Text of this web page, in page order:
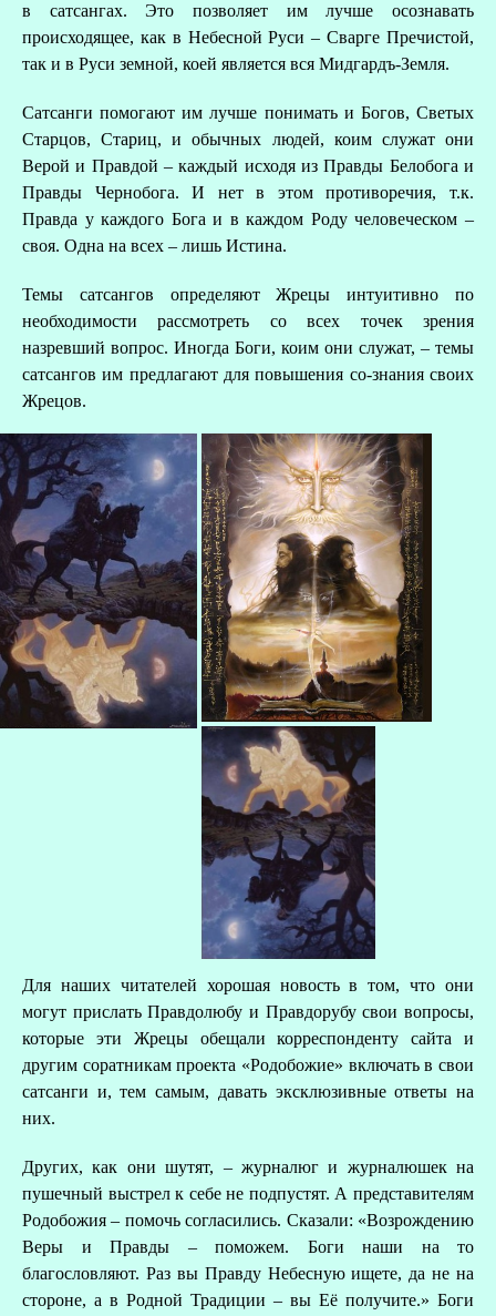
в сатсангах. Это позволяет им лучше осознавать
происходящее, как в Небесной Руси – Сварге Пречистой,
так и в Руси земной, коей является вся Мидгардъ-Земля.
Сатсанги помогают им лучше понимать и Богов, Светых
Старцов, Стариц, и обычных людей, коим служат они
Верой и Правдой – каждый исходя из Правды Белобога и
Правды Чернобога. И нет в этом противоречия, т.к.
Правда у каждого Бога и в каждом Роду человеческом –
своя. Одна на всех – лишь Истина.
Темы сатсангов определяют Жрецы интуитивно по
необходимости рассмотреть со всех точек зрения
назревший вопрос. Иногда Боги, коим они служат, – темы
сатсангов им предлагают для повышения со-знания своих
Жрецов.
Для наших читателей хорошая новость в том, что они
могут прислать Правдолюбу и Правдорубу свои вопросы,
которые эти Жрецы обещали корреспонденту сайта и
другим соратникам проекта «Родобожие» включать в свои
сатсанги и, тем самым, давать эксклюзивные ответы на
них.
Других, как они шутят, – журналюг и журналюшек на
пушечный выстрел к себе не подпустят. А представителям
Родобожия – помочь согласились. Сказали: «Возрождению
Веры и Правды – поможем. Боги наши на то
благословляют. Раз вы Правду Небесную ищете, да не на
стороне, а в Родной Традиции – вы Её получите.» Боги